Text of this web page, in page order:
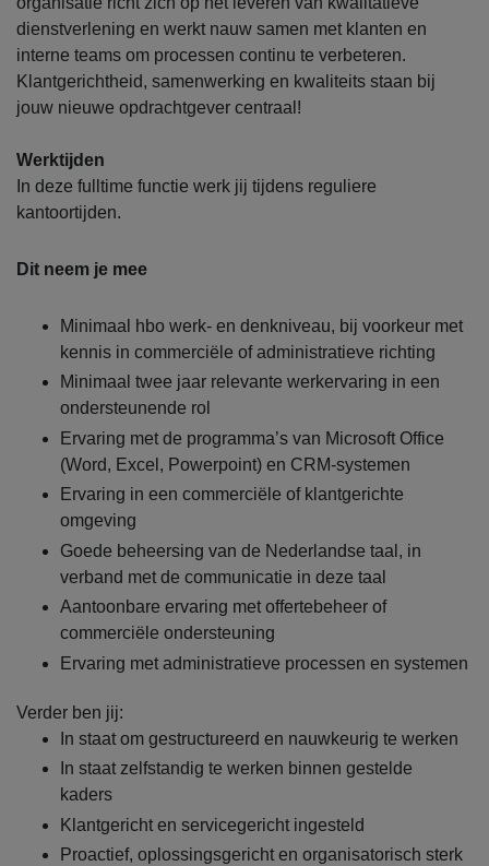
dienstverlening en werkt nauw samen met klanten en
interne teams om processen continu te verbeteren.
Klantgerichtheid, samenwerking en kwaliteits staan bij
jouw nieuwe opdrachtgever centraal!
Werktijden
In deze fulltime functie werk jij tijdens reguliere
kantoortijden.
Dit neem je mee
Minimaal hbo werk- en denkniveau, bij voorkeur met
kennis in commerciële of administratieve richting
Minimaal twee jaar relevante werkervaring in een
ondersteunende rol
Ervaring met de programma’s van Microsoft Office
(Word, Excel, Powerpoint) en CRM-systemen
Ervaring in een commerciële of klantgerichte
omgeving
Goede beheersing van de Nederlandse taal, in
verband met de communicatie in deze taal
Aantoonbare ervaring met offertebeheer of
commerciële ondersteuning
Ervaring met administratieve processen en systemen
Verder ben jij:
In staat om gestructureerd en nauwkeurig te werken
In staat zelfstandig te werken binnen gestelde
kaders
Klantgericht en servicegericht ingesteld
Proactief, oplossingsgericht en organisatorisch sterk